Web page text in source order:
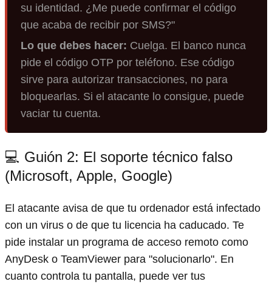
su identidad. ¿Me puede confirmar el código
que acaba de recibir por SMS?"
Lo que debes hacer: Cuelga. El banco nunca
pide el código OTP por teléfono. Ese código
sirve para autorizar transacciones, no para
bloquearlas. Si el atacante lo consigue, puede
vaciar tu cuenta.
💻 Guión 2: El soporte técnico falso
(Microsoft, Apple, Google)
El atacante avisa de que tu ordenador está infectado
con un virus o de que tu licencia ha caducado. Te
pide instalar un programa de acceso remoto como
AnyDesk o TeamViewer para "solucionarlo". En
cuanto controla tu pantalla, puede ver tus